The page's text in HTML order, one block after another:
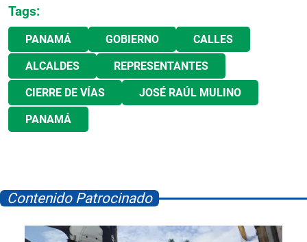
Tags:
PANAMÁ GOBIERNO CALLES
ALCALDES REPRESENTANTES
CIERRE DE VÍAS JOSÉ RAÚL MULINO
PANAMÁ
Contenido Patrocinado